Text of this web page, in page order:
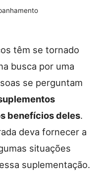
têm se tornado
busca por uma
se perguntam
benefícios deles.
deva fornecer a
situações
suplementação.